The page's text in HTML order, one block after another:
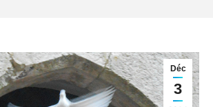
Déc
3